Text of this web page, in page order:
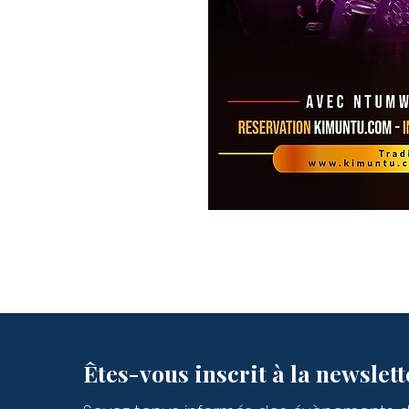
Êtes-vous inscrit à la